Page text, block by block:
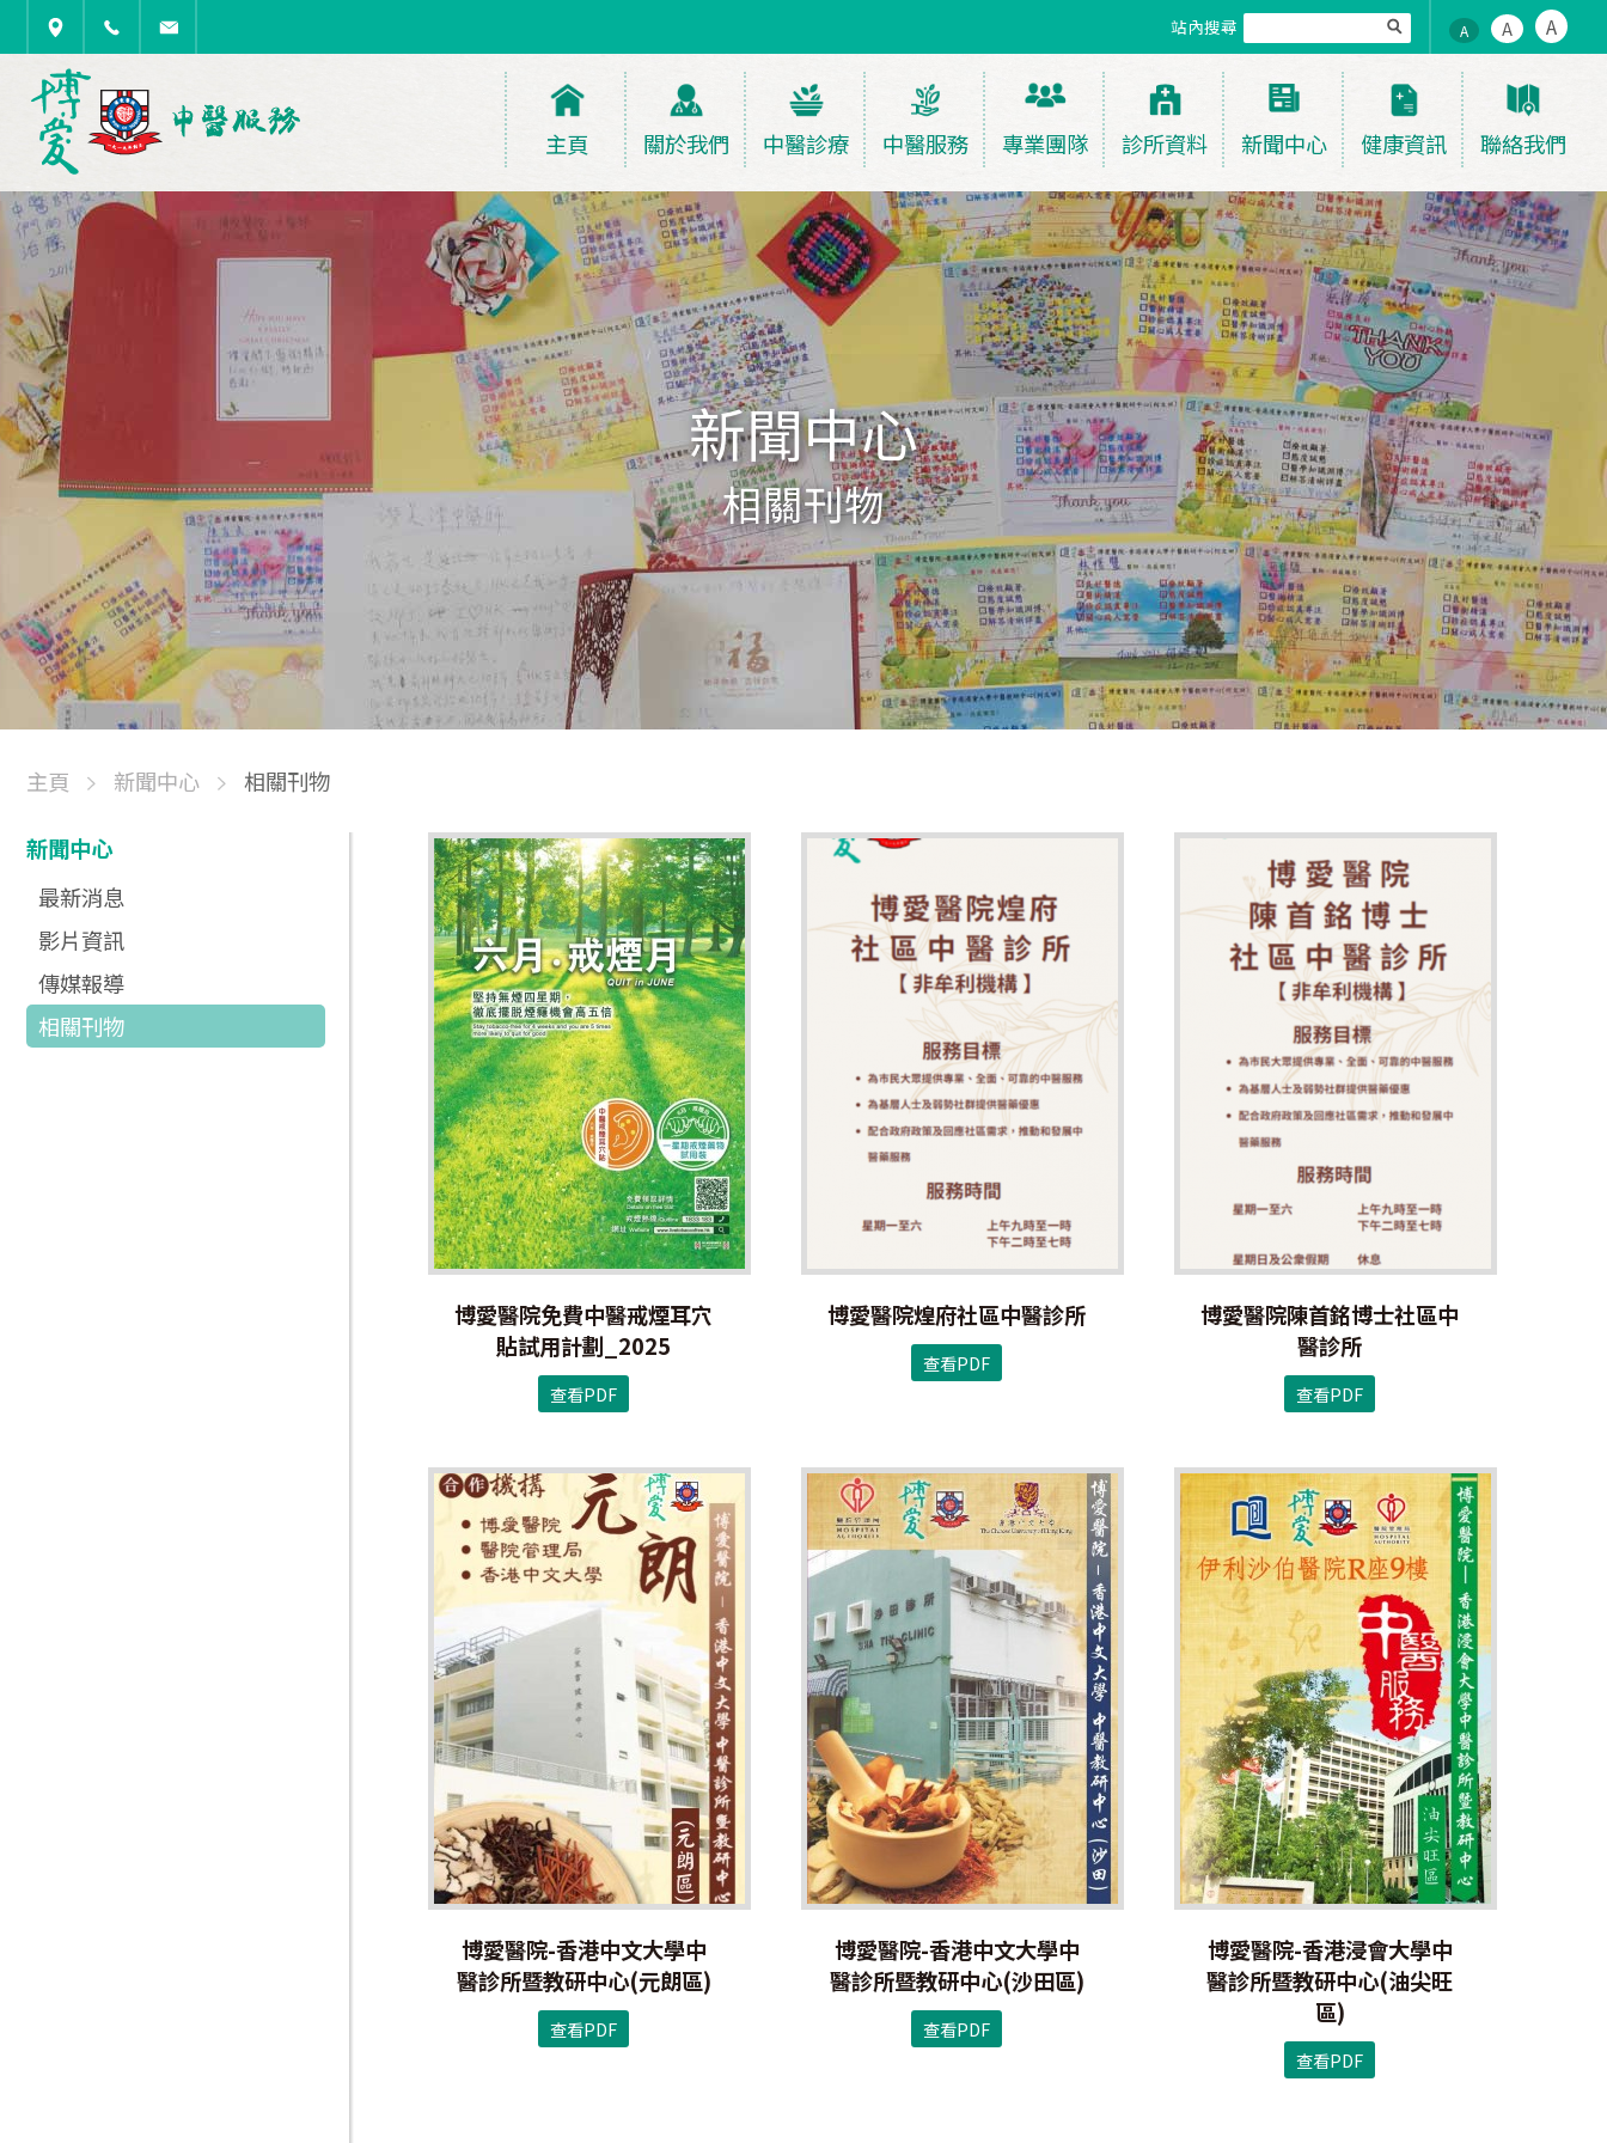
站內搜尋 A A A
主頁 關於我們 中醫診療 中醫服務 專業團隊 診所資料 新聞中心 健康資訊 聯絡我們
新聞中心
相關刊物
主頁 新聞中心 相關刊物
新聞中心
最新消息
影片資訊
傳媒報導
相關刊物
博愛醫院免費中醫戒煙耳穴
貼試用計劃_2025
查看PDF
博愛醫院煌府社區中醫診所
查看PDF
博愛醫院陳首銘博士社區中
醫診所
查看PDF
博愛醫院-香港中文大學中
醫診所暨教研中心(元朗區)
查看PDF
博愛醫院-香港中文大學中
醫診所暨教研中心(沙田區)
查看PDF
博愛醫院-香港浸會大學中
醫診所暨教研中心(油尖旺
區)
查看PDF